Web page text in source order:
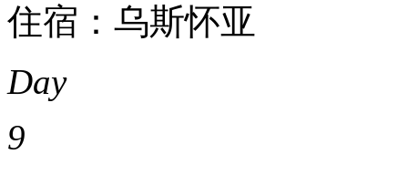
住宿：乌斯怀亚
Day
9